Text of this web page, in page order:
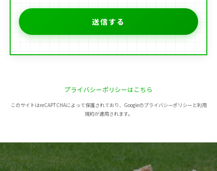
プライバシーポリシーはこちら
このサイトはreCAPTCHAによって保護されており、Googleのプライバシーポリシーと利用
規約が適用されます。